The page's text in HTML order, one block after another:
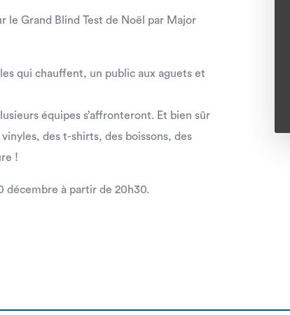
le Grand Blind Test de Noël par Major
qui chauffent, un public aux aguets et
équipes s’affronteront. Et bien sûr
des t-shirts, des boissons, des
!
décembre à partir de 20h30.